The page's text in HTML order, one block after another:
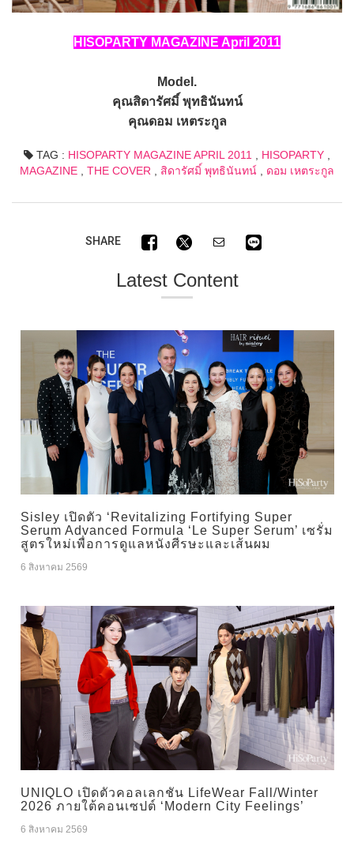
HISOPARTY MAGAZINE April 2011
Model.
คุณสิดารัศมิ์ พุทธินันทน์
คุณดอม เหตระกูล
TAG : HISOPARTY MAGAZINE APRIL 2011 HISOPARTY
MAGAZINE
THE COVER สิดารัศมิ์ พุทธินันทน์ ดอม เหตระกูล
SHARE
Latest Content
Sisley เปิดตัว ‘Revitalizing Fortifying Super
Serum Advanced Formula ‘Le Super Serum’ เซรั่ม
สูตรใหม่เพื่อการดูแลหนังศีรษะและเส้นผม
6 สิงหาคม 2569
UNIQLO เปิดตัวคอลเลกชัน LifeWear Fall/Winter
2026 ภายใต้คอนเซปต์ ‘Modern City Feelings’
6 สิงหาคม 2569